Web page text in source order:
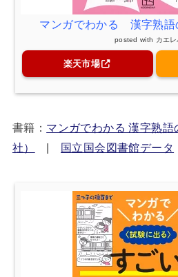
マンガでわかる 漢字熟語
posted with カエレ
楽天市場
書籍： マンガでわかる 漢字熟
社）
国立国会図書館データ